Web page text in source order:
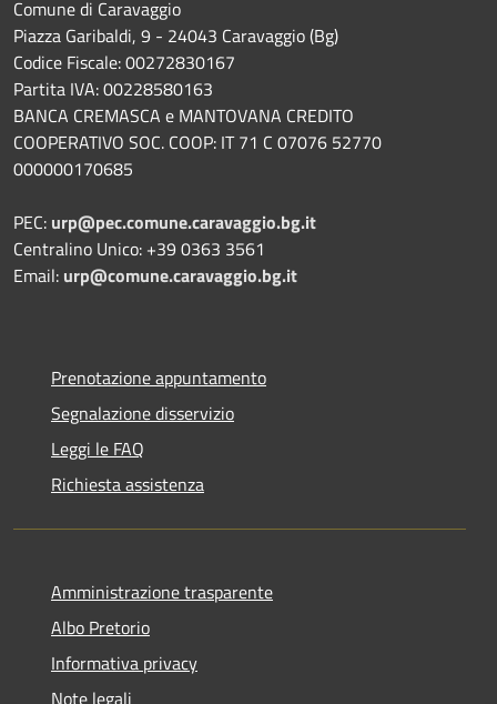
Comune di Caravaggio
Piazza Garibaldi, 9 - 24043 Caravaggio (Bg)
Codice Fiscale: 00272830167
Partita IVA: 00228580163
BANCA CREMASCA e MANTOVANA CREDITO
COOPERATIVO SOC. COOP: IT 71 C 07076 52770
000000170685
PEC: urp@pec.comune.caravaggio.bg.it
Centralino Unico: +39 0363 3561
Email: urp@comune.caravaggio.bg.it
Prenotazione appuntamento
Segnalazione disservizio
Leggi le FAQ
Richiesta assistenza
Amministrazione trasparente
Albo Pretorio
Informativa privacy
Note legali